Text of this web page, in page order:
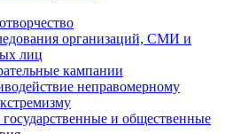
организаций, СМИ и
лиц
кампании
неправомерному
и общественные